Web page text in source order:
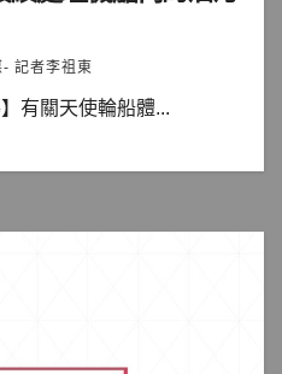
記者李祖東
有關天使輪船體...